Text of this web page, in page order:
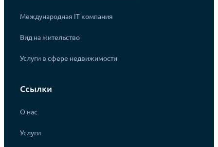
Международная IT компания
Вид на жительство
Услуги в сфере недвижимости
Ссылки
О нас
Услуги